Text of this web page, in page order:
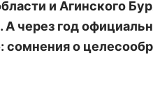
и Агинского
А через год
о